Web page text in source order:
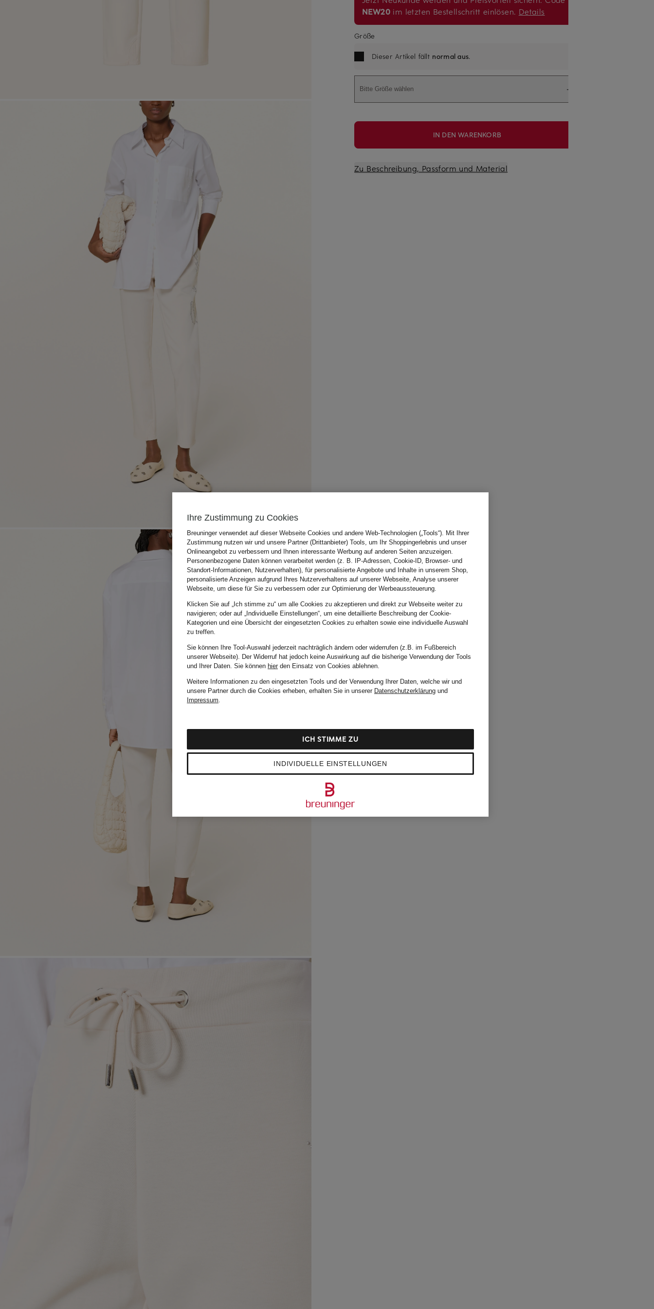
NEW20 im letzten Bestellschritt einlösen. Details
Größe
Dieser Artikel fällt normal aus.
Bitte Größe wählen
IN DEN WARENKORB
Zu Beschreibung, Passform und Material
Ihre Zustimmung zu Cookies
Breuninger verwendet auf dieser Webseite Cookies und andere Web-Technologien („Tools“). Mit Ihrer
Zustimmung nutzen wir und unsere Partner (Drittanbieter) Tools, um Ihr Shoppingerlebnis und unser
Onlineangebot zu verbessern und Ihnen interessante Werbung auf anderen Seiten anzuzeigen.
Personenbezogene Daten können verarbeitet werden (z. B. IP-Adressen, Cookie-ID, Browser- und
Standort-Informationen, Nutzerverhalten), für personalisierte Angebote und Inhalte in unserem Shop,
personalisierte Anzeigen aufgrund Ihres Nutzerverhaltens auf unserer Webseite, Analyse unserer
Webseite, um diese für Sie zu verbessern oder zur Optimierung der Werbeaussteuerung.
Klicken Sie auf „Ich stimme zu“ um alle Cookies zu akzeptieren und direkt zur Webseite weiter zu
navigieren; oder auf „Individuelle Einstellungen“, um eine detaillierte Beschreibung der Cookie-
Kategorien und eine Übersicht der eingesetzten Cookies zu erhalten sowie eine individuelle Auswahl
zu treffen.
Sie können Ihre Tool-Auswahl jederzeit nachträglich ändern oder widerrufen (z.B. im Fußbereich
unserer Webseite). Der Widerruf hat jedoch keine Auswirkung auf die bisherige Verwendung der Tools
und Ihrer Daten. Sie können hierden Einsatz von Cookies ablehnen.
Weitere Informationen zu den eingesetzten Tools und der Verwendung Ihrer Daten, welche wir und
unsere Partner durch die Cookies erheben, erhalten Sie in unserer Datenschutzerklärung und
Impressum.
INDIVIDUELLE EINSTELLUNGEN
ICH STIMME ZU